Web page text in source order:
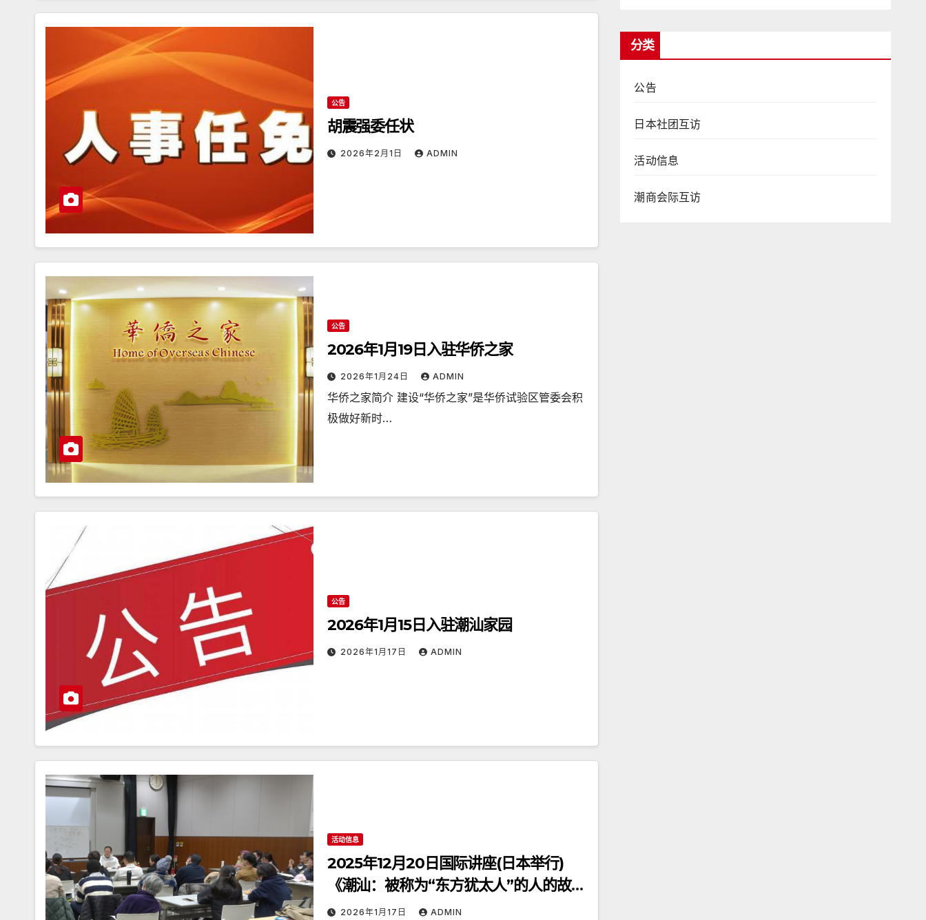
公告
胡震强委任状
2026年2月1日 ADMIN
公告
2026年1月19日入驻华侨之家
2026年1月24日 ADMIN
华侨之家简介 建设“华侨之家”是华侨试验区管委会积
极做好新时…
公告
2026年1月15日入驻潮汕家园
2026年1月17日 ADMIN
活动信息
2025年12月20日国际讲座(日本举行)
《潮汕：被称为“东方犹太人”的人的故
乡》2026年1月17日 ADMIN
分类
公告
日本社团互访
活动信息
潮商会际互访